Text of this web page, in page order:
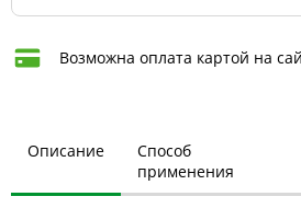
Возможна оплата картой на
Описание
Способ
применения